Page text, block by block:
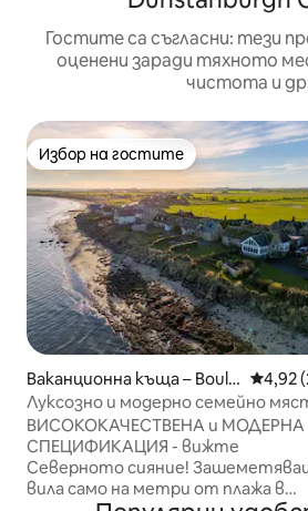
Гостите са съгласни: тези
оценени заради тяхното
чистота и
Избор на гостите
Избор на гостите
Ваканционна къща – Boul
mer
4,92
Луксозно и модерно семейно
за отдих на плажа
ВИСОКОКАЧЕСТВЕНА и МОДЕРНА
СПЕЦИФИКАЦИЯ - вижте
Северното сияние!
вила само на метри от плажа в